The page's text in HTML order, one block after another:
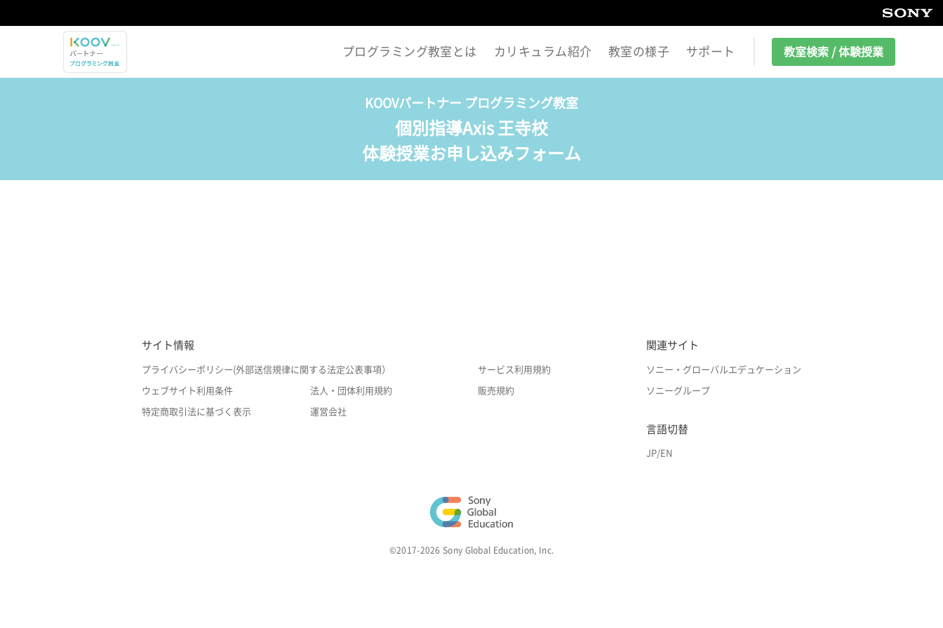
プログラミング教室とは カリキュラム紹介 教室の様子 サポート 教室検索 / 体験授業
KOOVパートナー プログラミング教室
個別指導Axis 王寺校
体験授業お申し込みフォーム
サイト情報
プライバシーポリシー(外部送信規律に関する法定公表事項） サービス利用規約
ウェブサイト利用条件 法人・団体利用規約 販売規約
特定商取引法に基づく表示 運営会社
関連サイト
ソニー・グローバルエデュケーション
ソニーグループ
言語切替
JP/EN
©2017-2026 Sony Global Education, Inc.